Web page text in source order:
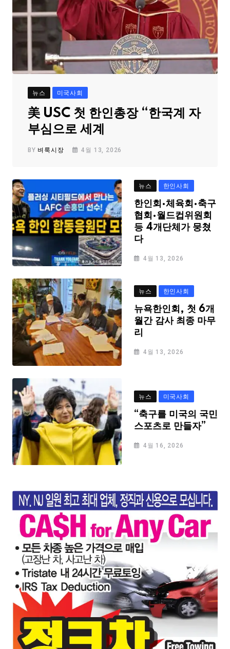
뉴스 미국사회
美 USC 첫 한인총장 “한국계 자
부심으로 세계
BY 벼룩시장 4월 13, 2026
뉴스 한인사회
한인회·체육회·축구
협회·월드컵위원회
등 4개단체가 뭉쳤
다
4월 13, 2026
뉴스 한인사회
뉴욕한인회, 첫 6개
월간 감사 최종 마무
리
4월 13, 2026
뉴스 미국사회
“축구를 미국의 국민
스포츠로 만들자”
4월 16, 2026